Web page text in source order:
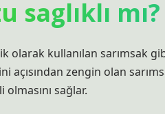
saglıklı mı?
kullanılan sarımsak
açısından zengin olan
sağlar.